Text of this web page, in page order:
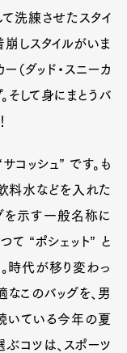
洗練させたスタイ
しスタイルがいま
（ダッド・スニーカ
そして身にまとうバ
コッシュ” です。も
料水などを入れた
を示す一般名称に
て “ポシェット” と
時代が移り変わっ
このバッグを、男
いている今年の夏
ぶコツは、スポーツ